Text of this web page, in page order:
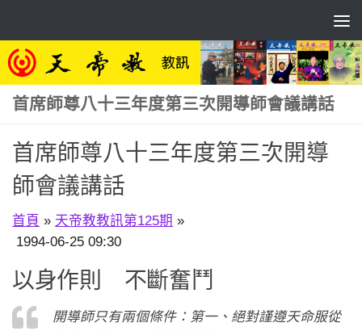
首席師尊八十三年度第三次開導師會議講話
首席師尊八十三年度第三次開導
師會議講話
首頁 » 天帝教教訊第125期 »
1994-06-25 09:30
以身作則 不斷奮鬥
開導師只有兩個條件：第一、絕對謹遵天命服從